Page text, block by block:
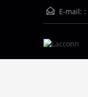
E-mail: :